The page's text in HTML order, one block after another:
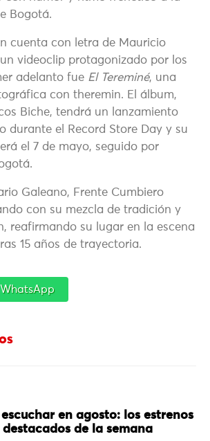
Bogotá.
cuenta con letra de Mauricio
un videoclip protagonizado por los
adelanto fue El Tereminé, una
con theremin. El álbum,
Biche, tendrá un lanzamiento
durante el Record Store Day y su
el 7 de mayo, seguido por
Galeano, Frente Cumbiero
con su mezcla de tradición y
reafirmando su lugar en la escena
15 años de trayectoria.
en agosto: los estrenos
destacados de la semana